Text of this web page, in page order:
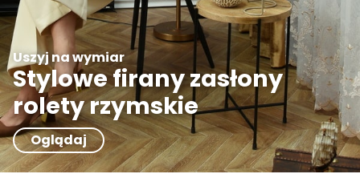
Uszyj na wymiar
Stylowe firany zasłony
rolety rzymskie
Oglądaj